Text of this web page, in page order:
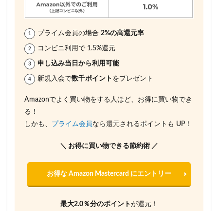
プライム会員の場合 2%の高還元率
コンビニ利用で 1.5%還元
申し込み当日から利用可能
新規入会で数千ポイント をプレゼント
Amazonでよく買い物をする人ほど、お得に買い物でき
る！
しかも、 プライム会員 なら還元されるポイントも UP！
＼ お得に買い物できる節約術 ／
お得な Amazon Mastercard にエントリー
最大2.0％分のポイントが還元！